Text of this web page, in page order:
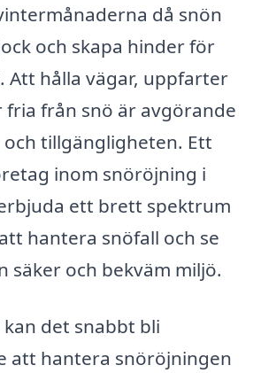
då snön
och skapa hinder för
Att hålla vägar, uppfarter
fria från snö är avgörande
tillgängligheten. Ett
inom snöröjning i
ett brett spektrum
hantera snöfall och se
säker och bekväm miljö.
det snabbt bli
att hantera snöröjningen